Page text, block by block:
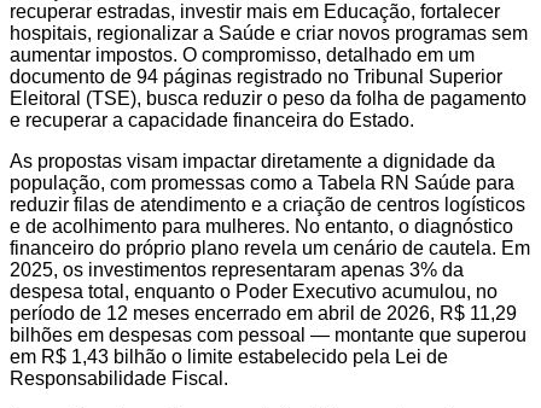
recuperar estradas, investir mais em Educação, fortalecer
hospitais, regionalizar a Saúde e criar novos programas sem
aumentar impostos. O compromisso, detalhado em um
documento de 94 páginas registrado no Tribunal Superior
Eleitoral (TSE), busca reduzir o peso da folha de pagamento
e recuperar a capacidade financeira do Estado.
As propostas visam impactar diretamente a dignidade da
população, com promessas como a Tabela RN Saúde para
reduzir filas de atendimento e a criação de centros logísticos
e de acolhimento para mulheres. No entanto, o diagnóstico
financeiro do próprio plano revela um cenário de cautela. Em
2025, os investimentos representaram apenas 3% da
despesa total, enquanto o Poder Executivo acumulou, no
período de 12 meses encerrado em abril de 2026, R$ 11,29
bilhões em despesas com pessoal — montante que superou
em R$ 1,43 bilhão o limite estabelecido pela Lei de
Responsabilidade Fiscal.